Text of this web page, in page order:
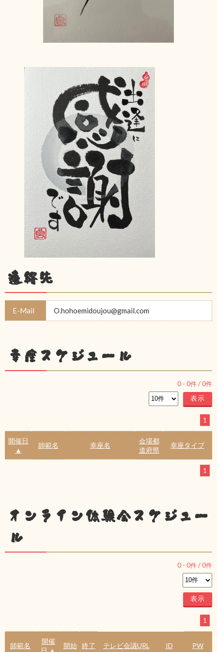
連絡先
E-Mail O.hohoemidoujou@gmail.com
幸座スケジュール
0 - 0件 /0件
1
開催日
▲
師範名 幸座名
会場都
道府県
幸座タイプ
1
オンライン体験会スケジュー
ル
0 - 0件 /0件
1
師範名
開催
開始 終了 テレビ会議URL ID PW